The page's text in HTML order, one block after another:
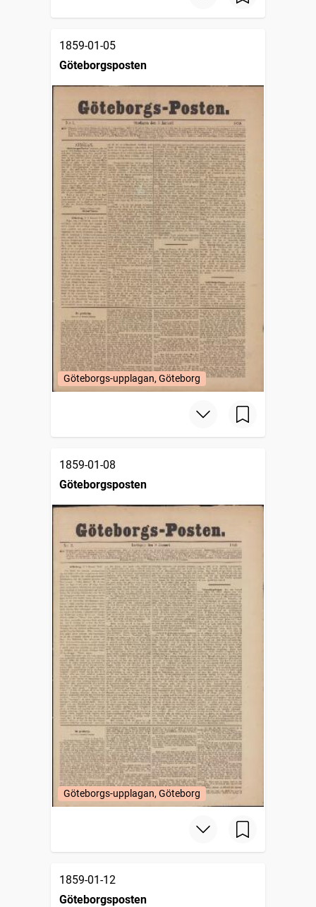
1859-01-05
Göteborgsposten
Göteborgs-upplagan, Göteborg
1859-01-08
Göteborgsposten
Göteborgs-upplagan, Göteborg
1859-01-12
Göteborgsposten